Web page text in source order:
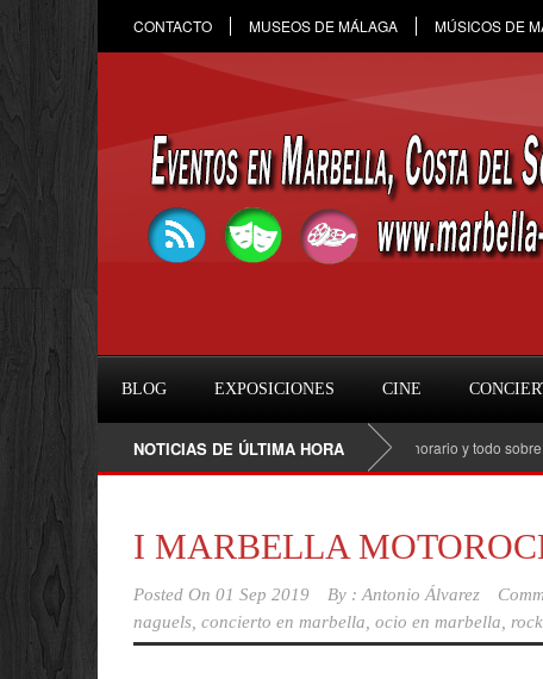
CONTACTO MUSEOS DE MÁLAGA MÚSICOS DE
BLOG EXPOSICIONES CINE
NOTICIAS DE ÚLTIMA HORA
Raule en Marbella 2026: fecha, entradas, horario y todo sobre el
I MARBELLA
Posted On 01 Sep 2019 By : Antonio Álvarez
naguels concierto en marbella ocio en marbella